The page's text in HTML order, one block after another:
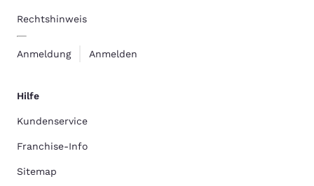
Rechtshinweis
Anmeldung Anmelden
Hilfe
Kundenservice
Franchise-Info
Sitemap